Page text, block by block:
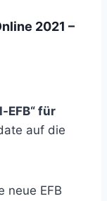
2021 –
EFB“ für
auf die
neue EFB